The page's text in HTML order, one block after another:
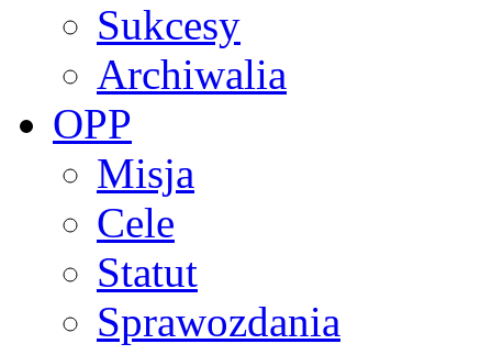
Sukcesy
Archiwalia
OPP
Misja
Cele
Statut
Sprawozdania